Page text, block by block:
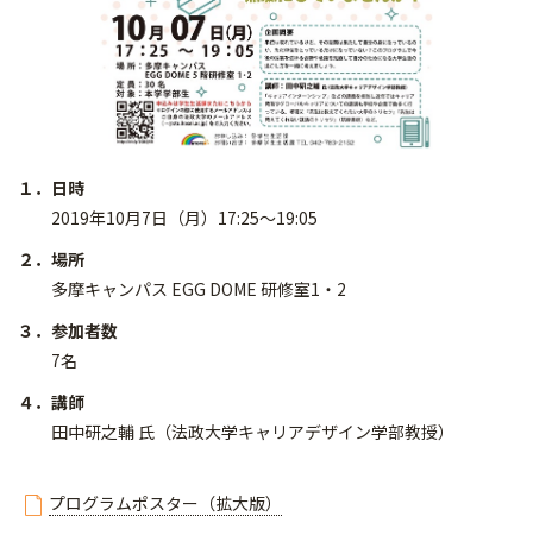
１．日時
2019年10月7日（月）17:25～19:05
２．場所
多摩キャンパス EGG DOME 研修室1・2
３．参加者数
7名
４．講師
田中研之輔 氏（法政大学キャリアデザイン学部教授）
プログラムポスター（拡大版）